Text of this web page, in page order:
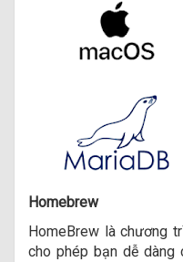
Homebrew
HomeBrew là chương
cho phép bạn dễ dàng